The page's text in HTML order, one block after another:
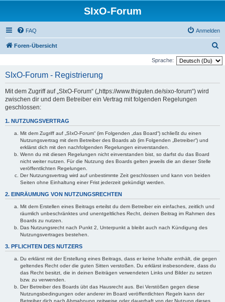
SIxO-Forum
FAQ Anmelden
Foren-Übersicht
u
Sprache:
SIxO-Forum - Registrierung
Mit dem Zugriff auf „SIxO-Forum“ („https://www.thiguten.de/sixo-forum“) wird
zwischen dir und dem Betreiber ein Vertrag mit folgenden Regelungen
geschlossen:
1. NUTZUNGSVERTRAG
Mit dem Zugriff auf „SIxO-Forum“ (im Folgenden „das Board“) schließt du einen
Nutzungsvertrag mit dem Betreiber des Boards ab (im Folgenden „Betreiber“) und
erklärst dich mit den nachfolgenden Regelungen einverstanden.
Wenn du mit diesen Regelungen nicht einverstanden bist, so darfst du das Board
nicht weiter nutzen. Für die Nutzung des Boards gelten jeweils die an dieser Stelle
veröffentlichten Regelungen.
Der Nutzungsvertrag wird auf unbestimmte Zeit geschlossen und kann von beiden
Seiten ohne Einhaltung einer Frist jederzeit gekündigt werden.
2. EINRÄUMUNG VON NUTZUNGSRECHTEN
Mit dem Erstellen eines Beitrags erteilst du dem Betreiber ein einfaches, zeitlich und
räumlich unbeschränktes und unentgeltliches Recht, deinen Beitrag im Rahmen des
Boards zu nutzen.
Das Nutzungsrecht nach Punkt 2, Unterpunkt a bleibt auch nach Kündigung des
Nutzungsvertrages bestehen.
3. PFLICHTEN DES NUTZERS
Du erklärst mit der Erstellung eines Beitrags, dass er keine Inhalte enthält, die gegen
geltendes Recht oder die guten Sitten verstoßen. Du erklärst insbesondere, dass du
das Recht besitzt, die in deinen Beiträgen verwendeten Links und Bilder zu setzen
bzw. zu verwenden.
Der Betreiber des Boards übt das Hausrecht aus. Bei Verstößen gegen diese
Nutzungsbedingungen oder anderer im Board veröffentlichten Regeln kann der
Betreiber dich nach Abmahnung zeitweise oder dauerhaft von der Nutzung dieses